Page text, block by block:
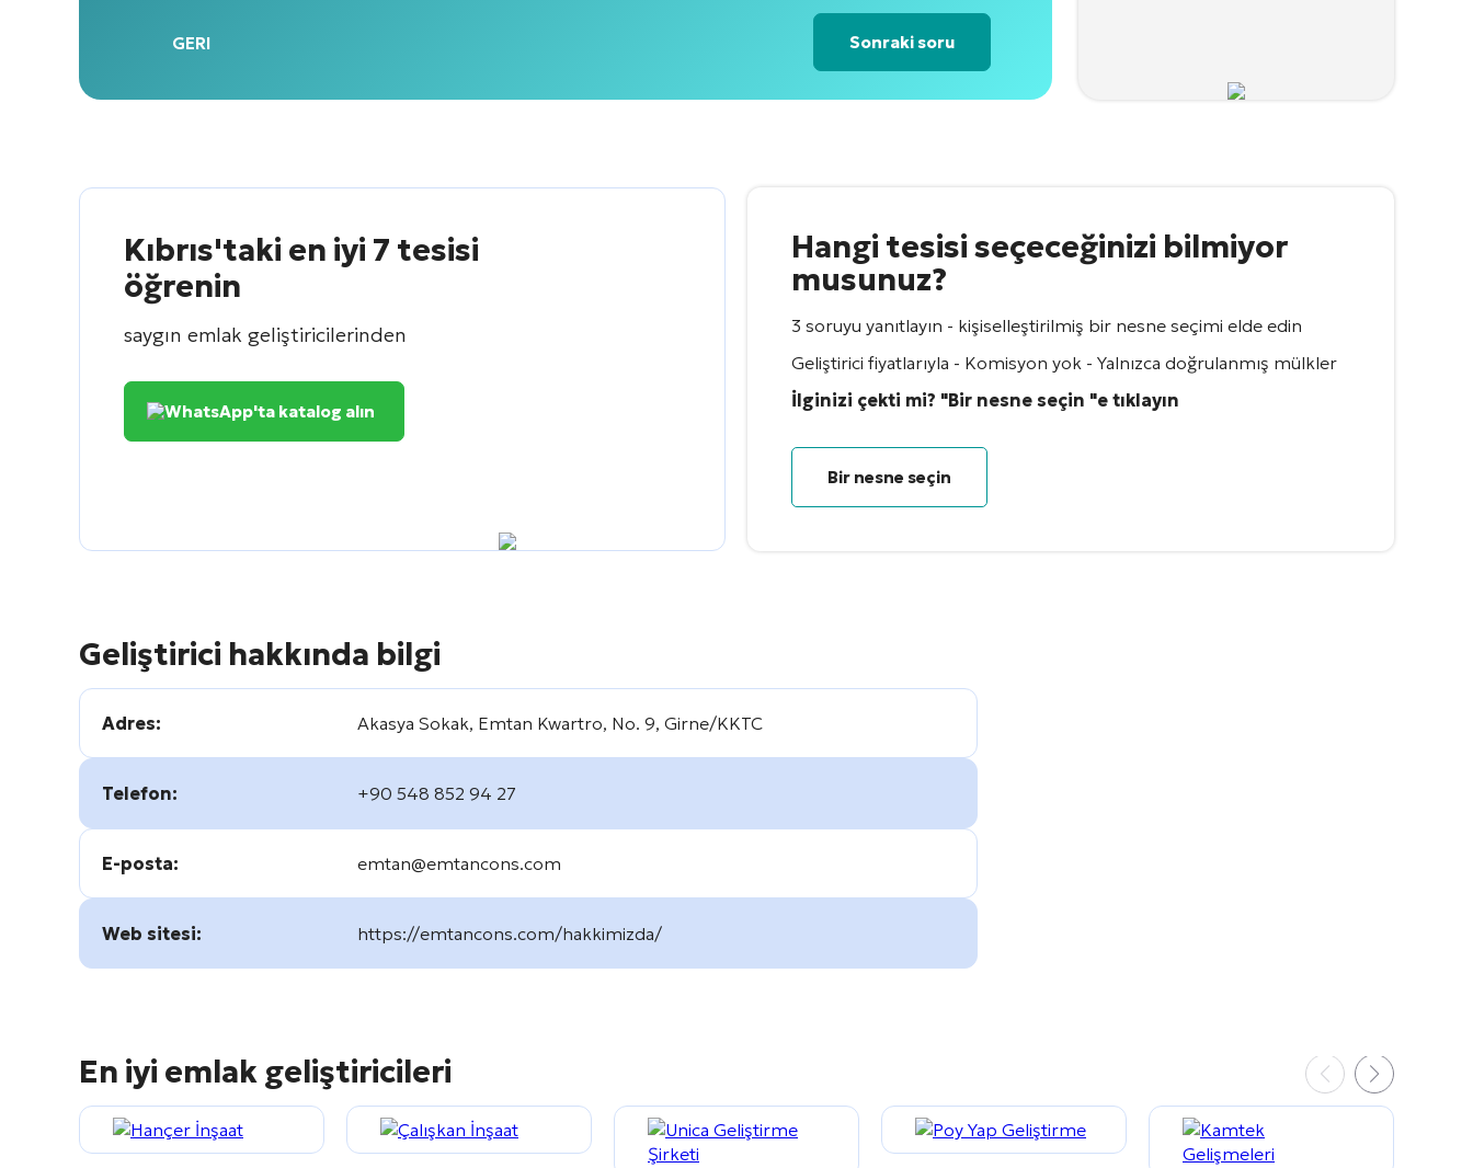
GERI Sonraki soru
Alternative:
Kıbrıs'taki en iyi 7 tesisi
öğrenin
saygın emlak geliştiricilerinden
WhatsApp'ta katalog alın
Hangi tesisi seçeceğinizi bilmiyor
musunuz?
3 soruyu yanıtlayın - kişiselleştirilmiş bir nesne seçimi elde edin
Geliştirici fiyatlarıyla - Komisyon yok - Yalnızca doğrulanmış mülkler
İlginizi çekti mi? "Bir nesne seçin "e tıklayın
Bir nesne seçin
Geliştirici hakkında bilgi
Adres: Akasya Sokak, Emtan Kwartro, No. 9, Girne/KKTC
Telefon: +90 548 852 94 27
E-posta: emtan@emtancons.com
Web sitesi: https://emtancons.com/hakkimizda/
En iyi emlak geliştiricileri